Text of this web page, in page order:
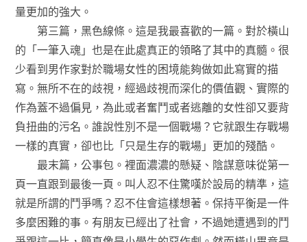
量更加的強大。
第三篇，黑色線條。這是我最喜歡的一篇。對於橫山
的「一筆入魂」也是在此處真正的領略了其中的真髓。很
少看到男作家對於職場女性的困境能夠做如此寫實的描
寫。無所不在的歧視，經過歧視而深化的價值觀、實際的
作為蓋不過偏見，為此或者奮鬥或者逃離的女性卻又要背
負扭曲的污名。誰說性別不是一個戰場？它就跟生存戰場
一樣的真實，卻也比「只是生存的戰場」更加的殘酷。
最末篇，公事包。裡面濃濃的懸疑、陰謀意味從第一
頁一直跟到最後一頁。叫人忍不住驚嘆於設局的精準，這
就是所謂的鬥爭嗎？忍不住會這樣想著。保持平衡是一件
多麼困難的事。有朋友已經出了社會，不過她遭遇到的鬥